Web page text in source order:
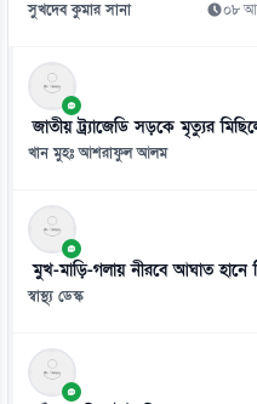
জ্বালানি-বিদ্যুৎ অস্থিতিশীল করতে
০৯ আগস্ট
সুখদেব কুমার সানা ০৮
জাতীয় ট্র্যাজেডি সড়কে মৃত্যুর
খান মুহঃ আশরাফুল আলম
মুখ-মাড়ি-গলায় নীরবে আঘাত হানে
স্বাস্থ্য ডেস্ক